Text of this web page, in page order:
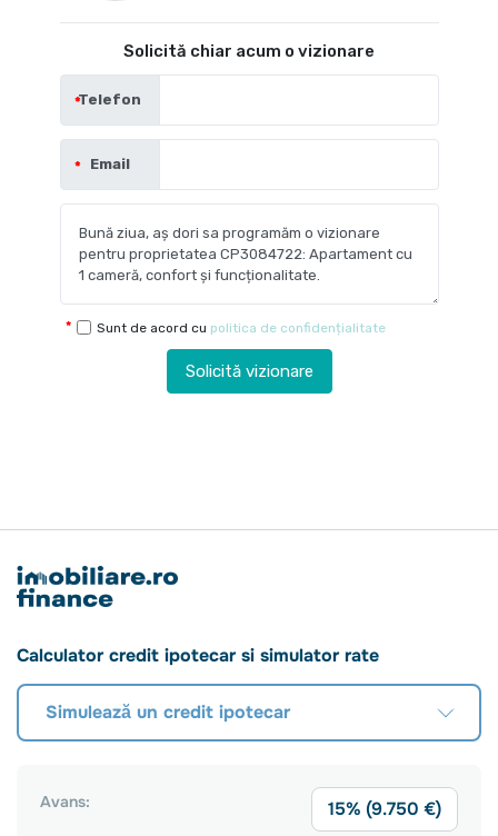
Solicită chiar acum o vizionare
Telefon
Email
Sunt de acord cu politica de confidențialitate
Solicită vizionare